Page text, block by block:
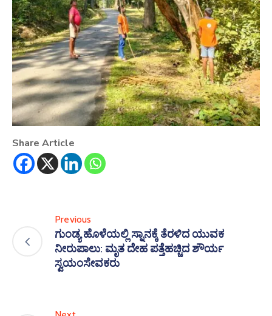
Share Article
Previous
ಗುಂಡ್ಯ ಹೊಳೆಯಲ್ಲಿ ಸ್ನಾನಕ್ಕೆ ತೆರಳಿದ ಯುವಕ
ನೀರುಪಾಲು: ಮೃತ ದೇಹ ಪತ್ತೆಹಚ್ಚಿದ ಶೌರ್ಯ
ಸ್ವಯಂಸೇವಕರು